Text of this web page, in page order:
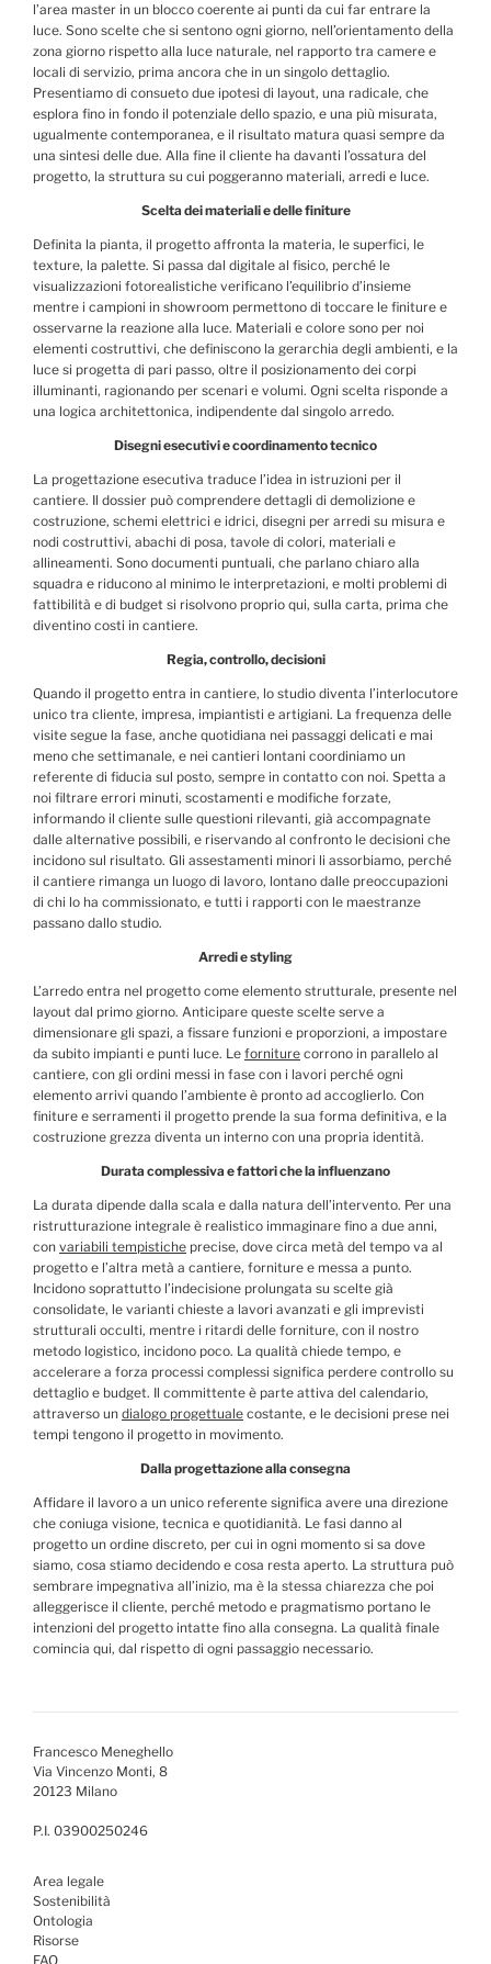
l’area master in un blocco coerente ai punti da cui far entrare la
luce. Sono scelte che si sentono ogni giorno, nell’orientamento della
zona giorno rispetto alla luce naturale, nel rapporto tra camere e
locali di servizio, prima ancora che in un singolo dettaglio.
Presentiamo di consueto due ipotesi di layout, una radicale, che
esplora fino in fondo il potenziale dello spazio, e una più misurata,
ugualmente contemporanea, e il risultato matura quasi sempre da
una sintesi delle due. Alla fine il cliente ha davanti l’ossatura del
progetto, la struttura su cui poggeranno materiali, arredi e luce.
Scelta dei materiali e delle finiture
Definita la pianta, il progetto affronta la materia, le superfici, le
texture, la palette. Si passa dal digitale al fisico, perché le
visualizzazioni fotorealistiche verificano l’equilibrio d’insieme
mentre i campioni in showroom permettono di toccare le finiture e
osservarne la reazione alla luce. Materiali e colore sono per noi
elementi costruttivi, che definiscono la gerarchia degli ambienti, e la
luce si progetta di pari passo, oltre il posizionamento dei corpi
illuminanti, ragionando per scenari e volumi. Ogni scelta risponde a
una logica architettonica, indipendente dal singolo arredo.
Disegni esecutivi e coordinamento tecnico
La progettazione esecutiva traduce l’idea in istruzioni per il
cantiere. Il dossier può comprendere dettagli di demolizione e
costruzione, schemi elettrici e idrici, disegni per arredi su misura e
nodi costruttivi, abachi di posa, tavole di colori, materiali e
allineamenti. Sono documenti puntuali, che parlano chiaro alla
squadra e riducono al minimo le interpretazioni, e molti problemi di
fattibilità e di budget si risolvono proprio qui, sulla carta, prima che
diventino costi in cantiere.
Regia, controllo, decisioni
Quando il progetto entra in cantiere, lo studio diventa l’interlocutore
unico tra cliente, impresa, impiantisti e artigiani. La frequenza delle
visite segue la fase, anche quotidiana nei passaggi delicati e mai
meno che settimanale, e nei cantieri lontani coordiniamo un
referente di fiducia sul posto, sempre in contatto con noi. Spetta a
noi filtrare errori minuti, scostamenti e modifiche forzate,
informando il cliente sulle questioni rilevanti, già accompagnate
dalle alternative possibili, e riservando al confronto le decisioni che
incidono sul risultato. Gli assestamenti minori li assorbiamo, perché
il cantiere rimanga un luogo di lavoro, lontano dalle preoccupazioni
di chi lo ha commissionato, e tutti i rapporti con le maestranze
passano dallo studio.
Arredi e styling
L’arredo entra nel progetto come elemento strutturale, presente nel
layout dal primo giorno. Anticipare queste scelte serve a
dimensionare gli spazi, a fissare funzioni e proporzioni, a impostare
da subito impianti e punti luce. Le forniture corrono in parallelo al
cantiere, con gli ordini messi in fase con i lavori perché ogni
elemento arrivi quando l’ambiente è pronto ad accoglierlo. Con
finiture e serramenti il progetto prende la sua forma definitiva, e la
costruzione grezza diventa un interno con una propria identità.
Durata complessiva e fattori che la influenzano
La durata dipende dalla scala e dalla natura dell’intervento. Per una
ristrutturazione integrale è realistico immaginare fino a due anni,
con variabili tempistiche precise, dove circa metà del tempo va al
progetto e l’altra metà a cantiere, forniture e messa a punto.
Incidono soprattutto l’indecisione prolungata su scelte già
consolidate, le varianti chieste a lavori avanzati e gli imprevisti
strutturali occulti, mentre i ritardi delle forniture, con il nostro
metodo logistico, incidono poco. La qualità chiede tempo, e
accelerare a forza processi complessi significa perdere controllo su
dettaglio e budget. Il committente è parte attiva del calendario,
attraverso un dialogo progettuale costante, e le decisioni prese nei
tempi tengono il progetto in movimento.
Dalla progettazione alla consegna
Affidare il lavoro a un unico referente significa avere una direzione
che coniuga visione, tecnica e quotidianità. Le fasi danno al
progetto un ordine discreto, per cui in ogni momento si sa dove
siamo, cosa stiamo decidendo e cosa resta aperto. La struttura può
sembrare impegnativa all’inizio, ma è la stessa chiarezza che poi
alleggerisce il cliente, perché metodo e pragmatismo portano le
intenzioni del progetto intatte fino alla consegna. La qualità finale
comincia qui, dal rispetto di ogni passaggio necessario.
Francesco Meneghello
Via Vincenzo Monti, 8
20123 Milano
P.I. 03900250246
Area legale
Sostenibilità
Ontologia
Risorse
FAQ